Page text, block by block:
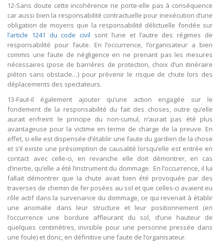
12-Sans doute cette incohérence ne porte-elle pas à conséquence
car aussi bien la responsabilité contractuelle pour inexécution d’une
obligation de moyens que la responsabilité délictuelle fondée sur
l’article 1241 du code civil sont l’une et l’autre des régimes de
responsabilité pour faute. En l’occurrence, l’organisateur a bien
commis une faute de négligence en ne prenant pas les mesures
nécessaires (pose de barrières de protection, choix d’un itinéraire
piéton sans obstacle…) pour prévenir le risque de chute lors des
déplacements des spectateurs.
13-Faut-il également ajouter qu’une action engagée sur le
fondement de la responsabilité du fait des choses, outre qu’elle
aurait enfreint le principe du non-cumul, n’aurait pas été plus
avantageuse pour la victime en terme de charge de la preuve. En
effet, si elle est dispensée d’établir une faute du gardien de la chose
et s’il existe une présomption de causalité lorsqu’elle est entrée en
contact avec celle-ci, en revanche elle doit démontrer, en cas
d’inertie, qu’elle a été l’instrument du dommage. En l’occurrence, il lui
fallait démontrer que la chute avait bien été provoquée par des
traverses de chemin de fer posées au sol et que celles-ci avaient eu
rôle actif dans la survenance du dommage, ce qui revenait à établir
une anomalie dans leur structure et leur positionnement (en
l’occurrence une bordure affleurant du sol, d’une hauteur de
quelques centimètres, invisible pour une personne pressée dans
une foule) et donc, en définitive une faute de l’organisateur.